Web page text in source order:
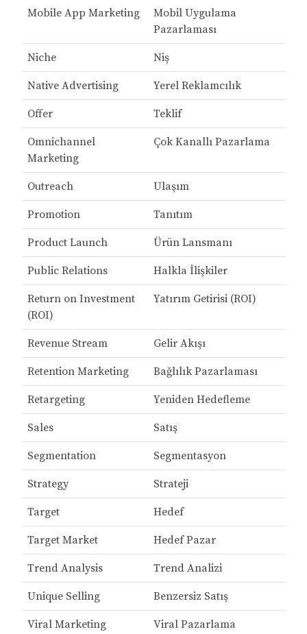
Mobile App Marketing
Mobil Uygulama
Pazarlaması
Niche Niş
Native Advertising Yerel Reklamcılık
Offer Teklif
Omnichannel
Marketing
Çok Kanallı Pazarlama
Outreach Ulaşım
Promotion Tanıtım
Product Launch Ürün Lansmanı
Public Relations Halkla İlişkiler
Return on Investment
(ROI)
Yatırım Getirisi (ROI)
Revenue Stream Gelir Akışı
Retention Marketing Bağlılık Pazarlaması
Retargeting Yeniden Hedefleme
Sales Satış
Segmentation Segmentasyon
Strategy Strateji
Target Hedef
Target Market Hedef Pazar
Trend Analysis Trend Analizi
Unique Selling Benzersiz Satış
Viral Marketing Viral Pazarlama